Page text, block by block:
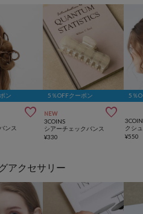
ン

ンス
5％OFFクーポン
NEW 
3COINS
シアーチェックバンス
¥330
5％
¥550
アクセサリー